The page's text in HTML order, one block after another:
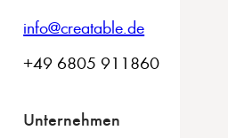
info@creatable.de
+49 6805 911860
Unternehmen